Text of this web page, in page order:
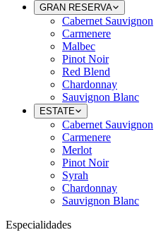
GRAN RESERVA
Cabernet Sauvignon
Carmenere
Malbec
Pinot Noir
Red Blend
Chardonnay
Sauvignon Blanc
ESTATE
Cabernet Sauvignon
Carmenere
Merlot
Pinot Noir
Syrah
Chardonnay
Sauvignon Blanc
Especialidades